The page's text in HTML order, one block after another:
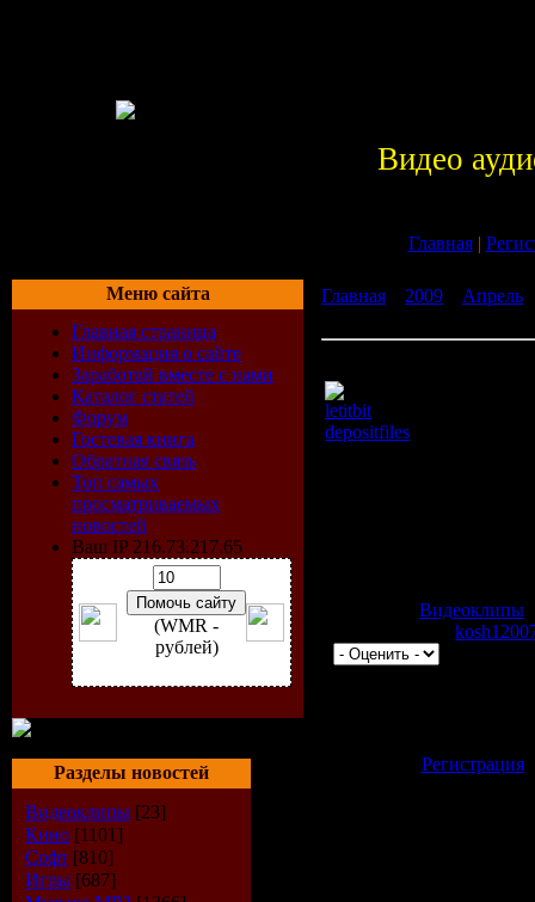
Видео
Главная|
Меню сайта
Главная страница
Информация о сайте
Заработай вместе с нами
Каталог статей
Форум
Гостевая книга
Обратная связь
Топ самых
просматриваемых
новостей
Ваш IP 216.73.217.65
(WMR -
рублей)
Разделы новостей
Видеоклипы [23]
Кино [1101]
Софт [810]
Игры [687]
Главная 2009 Апрель
letitbit
depositfiles
Видеоклипы
Регистрация